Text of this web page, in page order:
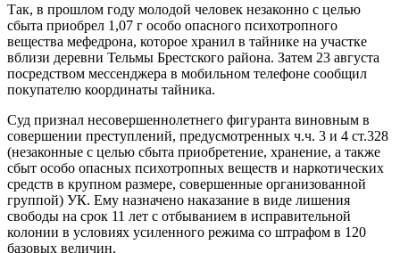
Так, в прошлом году молодой человек незаконно с целью
сбыта приобрел 1,07 г особо опасного психотропного
вещества мефедрона, которое хранил в тайнике на участке
вблизи деревни Тельмы Брестского района. Затем 23 августа
посредством мессенджера в мобильном телефоне сообщил
покупателю координаты тайника.
Суд признал несовершеннолетнего фигуранта виновным в
совершении преступлений, предусмотренных ч.ч. 3 и 4 ст.328
(незаконные с целью сбыта приобретение, хранение, а также
сбыт особо опасных психотропных веществ и наркотических
средств в крупном размере, совершенные организованной
группой) УК. Ему назначено наказание в виде лишения
свободы на срок 11 лет с отбыванием в исправительной
колонии в условиях усиленного режима со штрафом в 120
базовых величин.